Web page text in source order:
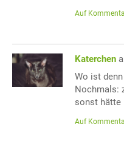
Auf
Katerchen
Wo ist
Nochmals:
sonst hätte
Auf